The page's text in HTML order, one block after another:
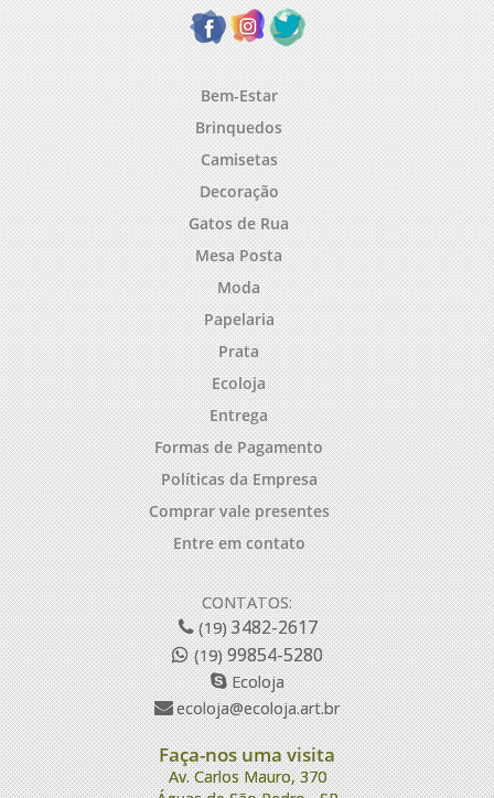
Bem-Estar
Brinquedos
Camisetas
Decoração
Gatos de Rua
Mesa Posta
Moda
Papelaria
Prata
Ecoloja
Entrega
Formas de Pagamento
Políticas da Empresa
Comprar vale presentes
Entre em contato
CONTATOS:
(19)3482-2617
(19)99854-5280
Ecoloja
ecoloja@ecoloja.art.br
Faça-nos uma visita
Av. Carlos Mauro, 370